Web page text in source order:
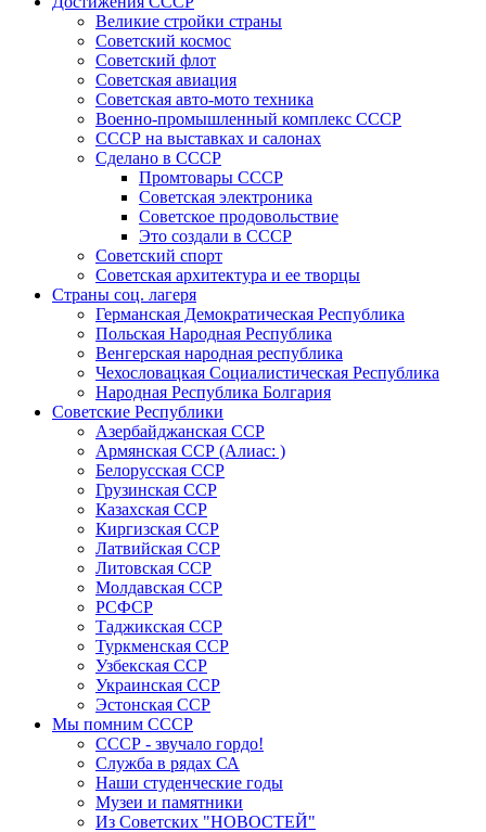
Великие стройки страны
Советский космос
Советский флот
Советская авиация
Советская авто-мото техника
Военно-промышленный комплекс СССР
СССР на выставках и салонах
Сделано в СССР
Промтовары СССР
Советская электроника
Советское продовольствие
Это создали в СССР
Советский спорт
Советская архитектура и ее творцы
Страны соц. лагеря
Германская Демократическая Республика
Польская Народная Республика
Венгерская народная республика
Чехословацкая Социалистическая Республика
Народная Республика Болгария
Советские Республики
Азербайджанская ССР
Армянская ССР (Алиас: )
Белорусская ССР
Грузинская ССР
Казахская ССР
Киргизская ССР
Латвийская ССР
Литовская ССР
Молдавская ССР
РСФСР
Таджикская ССР
Туркменская ССР
Узбекская ССР
Украинская ССР
Эстонская ССР
Мы помним СССР
СССР - звучало гордо!
Служба в рядах СА
Наши студенческие годы
Музеи и памятники
Из Советских "НОВОСТЕЙ"